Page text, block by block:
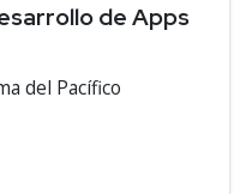
de Apps
del Pacífico